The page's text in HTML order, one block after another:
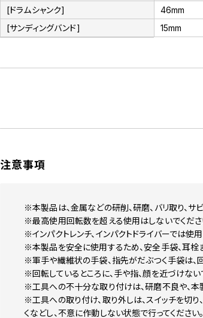
[ドラムシャンク]
46mm
[サンディングバンド]
15mm
注意事項
※本製品は、金属などの研削、研磨、バリ取り、サ
※最高使用回転数を超える使用はしないでくださ
※インパクトレンチ、インパクトドライバーでは使
※本製品を安全に使用するため、安全手袋、耳栓
※軍手や繊維状の手袋、指先がだぶつく手袋は、
※回転しているところに、手や指、顔を近づけない
※工具への不十分な取り付けは、研磨不良や、本
※工具への取り付け、取り外しは、スイッチを切り
くなどし、不意に作動しない状態で行ってください。